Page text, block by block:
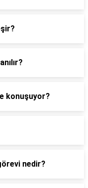
konuşuyor?
nedir?